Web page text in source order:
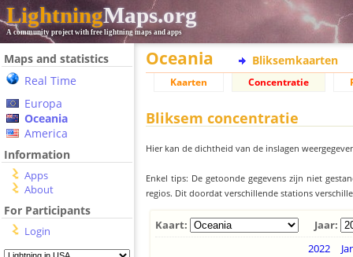
LightningMaps.org
A community project with free lightning maps and apps
Maps and statistics
Real Time
Europa
Oceania
America
Information
Apps
About
For Participants
Login
Oceania Bliksemkaarten
Kaarten Concentratie
Bliksem concentratie
Hier kan de dichtheid van de inslagen
Enkel tips: De getoonde gegevens zijn niet
regios. Dit doordat verschillende stations
Kaart:
Jaar:
2022